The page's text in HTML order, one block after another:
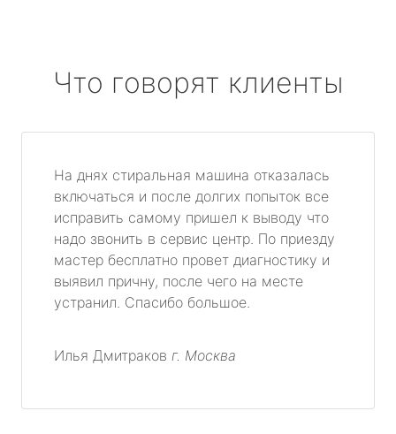
Что говорят клиенты
На днях стиральная машина отказалась
включаться и после долгих попыток все
исправить самому пришел к выводу что
надо звонить в сервис центр. По приезду
мастер бесплатно провет диагностику и
выявил причну, после чего на месте
устранил. Спасибо большое.
Илья Дмитраков г. Москва